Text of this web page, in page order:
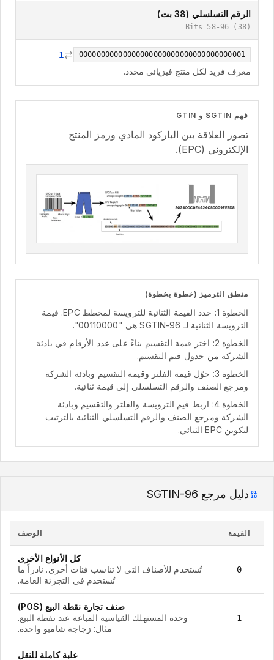
69
function hexToBinary(h: string) {
let bin = "";
h ; i
parseInt( h[ i], 16) .toString(2)
74
return bin;
الرقم التسلسلي (38 بت)
Bits 58-96 (38)
00000000000000000000000000000000000001
1
معرف فريد لكل منتج فيزيائي محدد.
فهم SGTIN و GTIN
تصور العلاقة بين الباركود المادي ورمز المنتج
الإلكتروني (EPC).
منطق الترميز (خطوة بخطوة)
الخطوة 1: حدد القيمة الثنائية للترويسة لمخطط EPC. قيمة
الترويسة الثنائية لـ SGTIN-96 هي "00110000".
الخطوة 2: اختر قيمة التقسيم بناءً على عدد الأرقام في بادئة
الشركة من جدول قيم التقسيم.
الخطوة 3: حوّل قيمة الفلتر وقيمة التقسيم وبادئة الشركة
ومرجع الصنف والرقم التسلسلي إلى قيمة ثنائية.
الخطوة 4: اربط قيم الترويسة والفلتر والتقسيم وبادئة
الشركة ومرجع الصنف والرقم التسلسلي الثنائية بالترتيب
لتكوين EPC الثنائي.
دليل مرجع SGTIN-96
القيمة الوصف
0
كل الأنواع الأخرى
تُستخدم للأصناف التي لا تناسب فئات أخرى. نادراً ما
تُستخدم في التجزئة العامة.
1
صنف تجارة نقطة البيع (POS)
وحدة المستهلك القياسية المباعة عند نقطة البيع.
مثال: زجاجة شامبو واحدة.
علبة كاملة للنقل